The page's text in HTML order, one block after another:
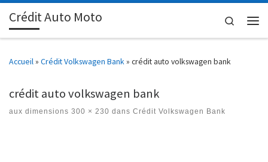
Passer au contenu
Crédit Auto Moto
Search
Accueil» Crédit Volkswagen Bank» crédit auto volkswagen bank
crédit auto volkswagen bank
aux dimensions 300 × 230 dans Crédit Volkswagen Bank